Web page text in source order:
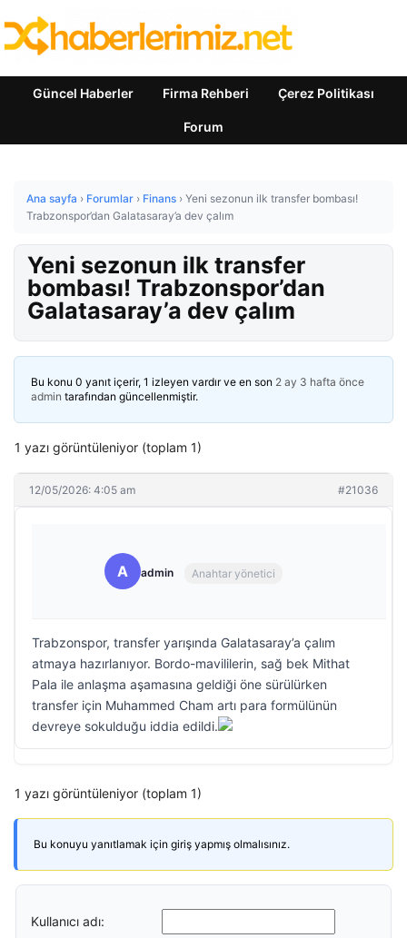
Güncel Haberler Firma Rehberi Çerez Politikası
Forum
Ana sayfa › Forumlar › Finans › Yeni sezonun ilk transfer bombası!
Trabzonspor’dan Galatasaray’a dev çalım
Yeni sezonun ilk transfer
bombası! Trabzonspor’dan
Galatasaray’a dev çalım
Bu konu 0 yanıt içerir, 1 izleyen vardır ve en son 2 ay 3 hafta önce
admin tarafından güncellenmiştir.
1 yazı görüntüleniyor (toplam 1)
12/05/2026: 4:05 am #21036
A admin Anahtar yönetici
Trabzonspor, transfer yarışında Galatasaray’a çalım
atmaya hazırlanıyor. Bordo-mavililerin, sağ bek Mithat
Pala ile anlaşma aşamasına geldiği öne sürülürken
transfer için Muhammed Cham artı para formülünün
devreye sokulduğu iddia edildi.
1 yazı görüntüleniyor (toplam 1)
Bu konuyu yanıtlamak için giriş yapmış olmalısınız.
Kullanıcı adı: